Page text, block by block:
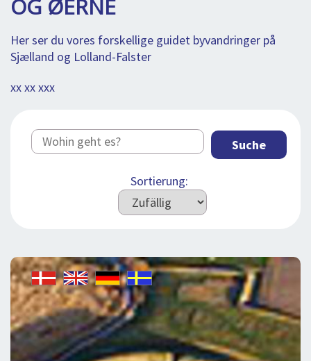
BUCHUNG
VORTRAG
ÜBER UNS
OG ØERNE
Her ser du vores forskellige guidet byvandringer på
Sjælland og Lolland-Falster
xx xx xxx
Suche
Sortierung: